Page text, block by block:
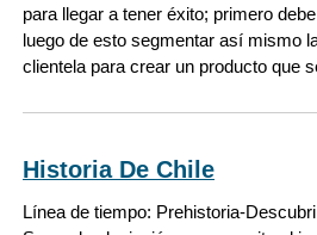
para llegar a tener éxito; primero
luego de esto segmentar así mismo
clientela para crear un producto que
Historia De Chile
Línea de tiempo: Prehistoria-